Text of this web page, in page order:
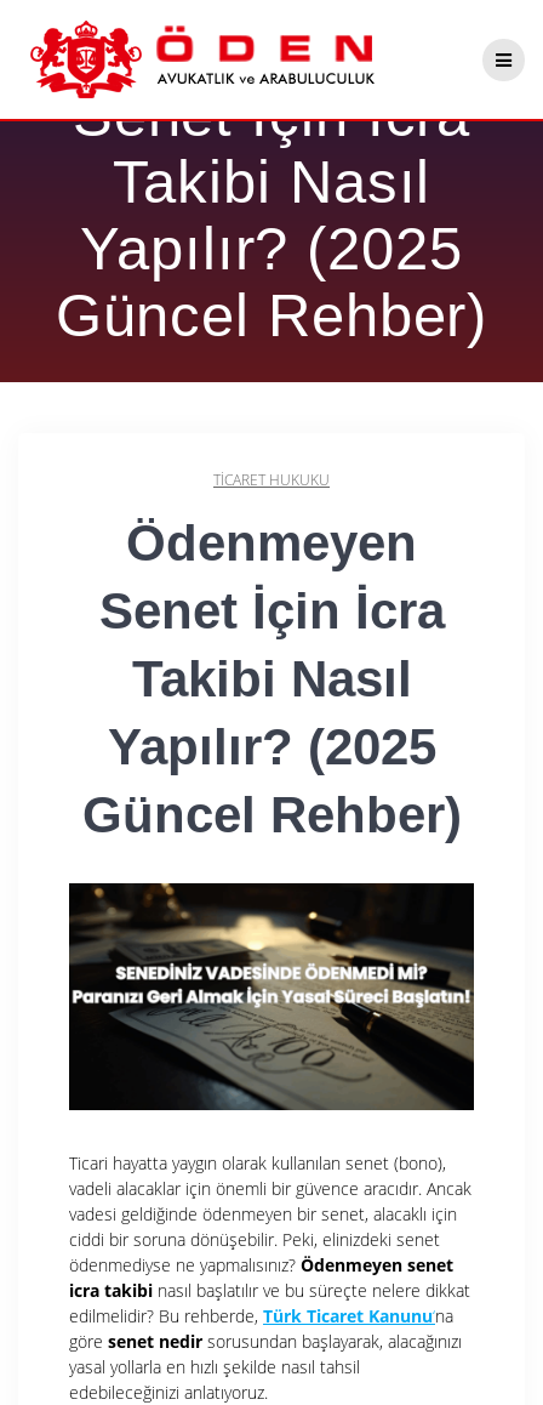
to
content
Ödenmeyen
Senet İçin İcra
Takibi Nasıl
Yapılır? (2025
Güncel Rehber)
TICARET HUKUKU
Ödenmeyen
Senet İçin İcra
Takibi Nasıl
Yapılır? (2025
Güncel Rehber)
Ticari hayatta yaygın olarak kullanılan senet (bono),
vadeli alacaklar için önemli bir güvence aracıdır. Ancak
vadesi geldiğinde ödenmeyen bir senet, alacaklı için
ciddi bir soruna dönüşebilir. Peki, elinizdeki senet
ödenmediyse ne yapmalısınız? Ödenmeyen senet
icra takibi nasıl başlatılır ve bu süreçte nelere dikkat
edilmelidir? Bu rehberde, Türk Ticaret Kanunu‘na
göre senet nedir sorusundan başlayarak, alacağınızı
yasal yollarla en hızlı şekilde nasıl tahsil
edebileceğinizi anlatıyoruz.